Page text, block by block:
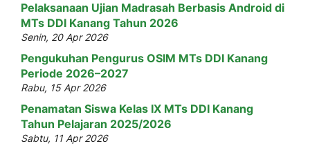
Pelaksanaan Ujian Madrasah Berbasis Android di
MTs DDI Kanang Tahun 2026
Senin, 20 Apr 2026
Pengukuhan Pengurus OSIM MTs DDI Kanang
Periode 2026–2027
Rabu, 15 Apr 2026
Penamatan Siswa Kelas IX MTs DDI Kanang
Tahun Pelajaran 2025/2026
Sabtu, 11 Apr 2026